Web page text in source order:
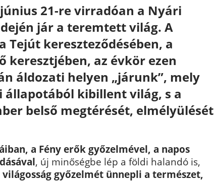
21-re virradóan a Nyári
jár a teremtett világ. A
Tejút kereszteződésében, a
keresztjében, az évkör ezen
áldozati helyen „járunk”, mely
állapotából kibillent világ, s a
belső megtérését, elmélyülését
a Fény erők győzelmével, a napos
, új minőségbe lép a földi halandó is,
világosság győzelmét ünnepli a természet,